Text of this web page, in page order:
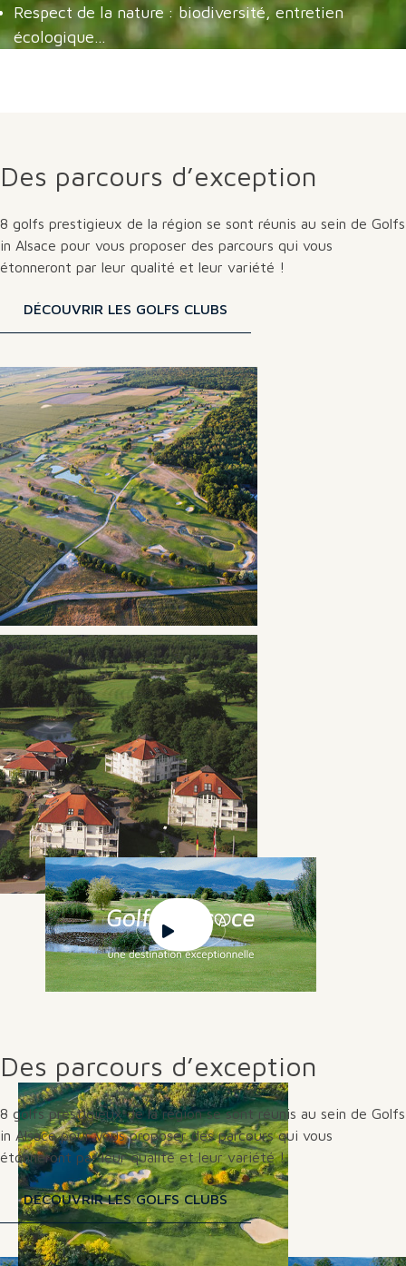
Respect de la nature : biodiversité, entretien
écologique…
Des parcours d’exception
8 golfs prestigieux de la région se sont réunis au sein de Golfs
in Alsace pour vous proposer des parcours qui vous
étonneront par leur qualité et leur variété !
DÉCOUVRIR LES GOLFS CLUBS
Des parcours d’exception
8 golfs prestigieux de la région se sont réunis au sein de Golfs
in Alsace pour vous proposer des parcours qui vous
étonneront par leur qualité et leur variété !
DÉCOUVRIR LES GOLFS CLUBS